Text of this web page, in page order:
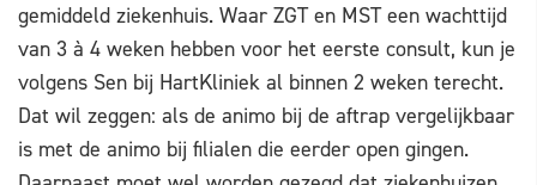
gemiddeld ziekenhuis. Waar ZGT en MST een wachttijd
van 3 à 4 weken hebben voor het eerste consult, kun je
volgens Sen bij HartKliniek al binnen 2 weken terecht.
Dat wil zeggen: als de animo bij de aftrap vergelijkbaar
is met de animo bij filialen die eerder open gingen.